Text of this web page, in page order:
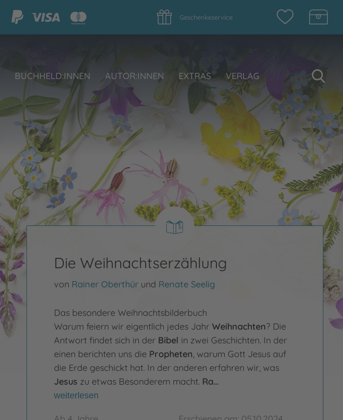
Geschenkeservice
BUCHHELD:INNEN AUTOR:INNEN EXTRAS VERLAG
Die Weihnachtserzählung
von Rainer Oberthürund Renate Seelig
Das besondere Weihnachtsbilderbuch
Warum feiern wir eigentlich jedes Jahr Weihnachten? Die
Antwort findet sich in der Bibel in zwei Geschichten. In der
einen berichten uns die Propheten, warum Gott Jesus auf
die Erde geschickt hat. In der anderen erfahren wir, was
Jesus zu etwas Besonderem macht. Ra…
weiterlesen